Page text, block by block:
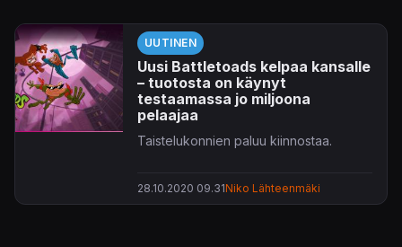
UUTINEN
Uusi Battletoads kelpaa kansalle
– tuotosta on käynyt
testaamassa jo miljoona
pelaajaa
Taistelukonnien paluu kiinnostaa.
28.10.2020 09.31Niko Lähteenmäki